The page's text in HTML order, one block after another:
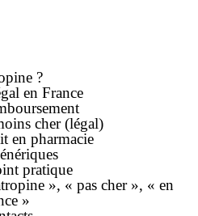
?
en France
cher(légal)
en pharmacie
pratique
», « pas cher », « en
»